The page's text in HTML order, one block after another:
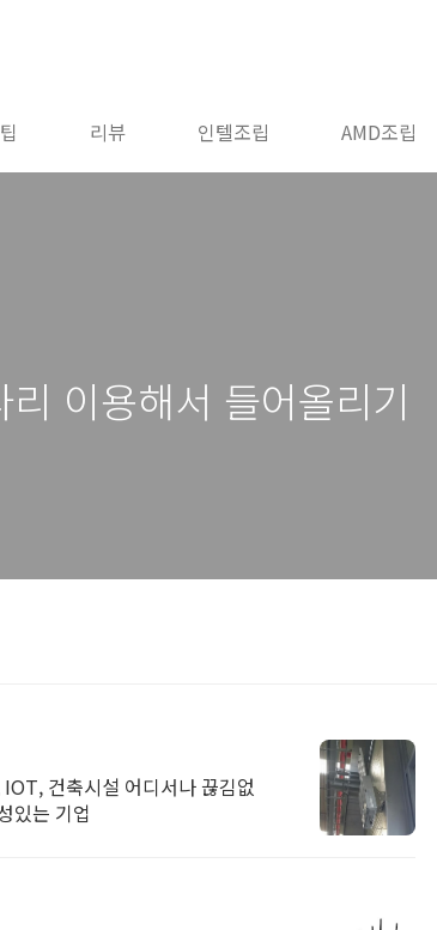
리뷰 인텔조립 AMD조립
이용해서 들어올리기
건축시설 어디서나 끊김없
있는 기업